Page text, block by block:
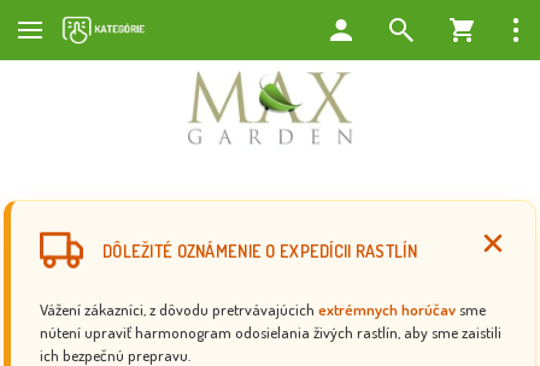
DÔLEŽITÉ OZNÁMENIE O EXPEDÍCII RASTLÍN
Vážení zákazníci, z dôvodu pretrvávajúcich extrémnych horúčav sme
nútení upraviť harmonogram odosielania živých rastlín, aby sme zaistili
ich bezpečnú prepravu.